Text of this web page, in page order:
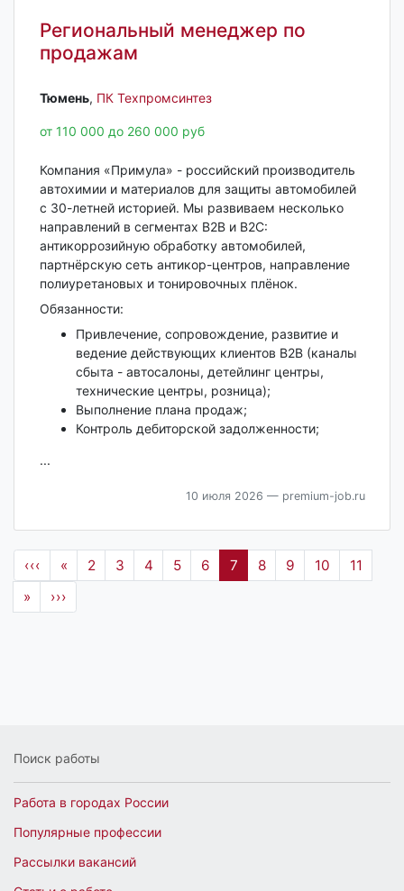
Региональный менеджер по
продажам
Тюмень‎, ПК Техпромсинтез
от 110 000 до 260 000 руб
Компания «Примула» - российский производитель
автохимии и материалов для защиты автомобилей
с 30-летней историей. Мы развиваем несколько
направлений в сегментах B2B и B2C:
антикоррозийную обработку автомобилей,
партнёрскую сеть антикор-центров, направление
полиуретановых и тонировочных плёнок.
Обязанности:
Привлечение, сопровождение, развитие и
ведение действующих клиентов B2B (каналы
сбыта - автосалоны, детейлинг центры,
технические центры, розница);
Выполнение плана продаж;
Контроль дебиторской задолженности;
...
10 июля 2026 — premium-job.ru
‹‹‹ « 2 3 4 5 6 7 8 9 10
11
»
›››
Поиск работы
Работа в городах России
Популярные профессии
Рассылки вакансий